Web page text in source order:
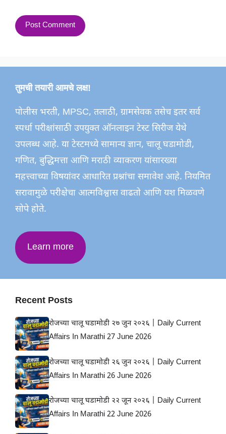
तुमची तयारी आमचे लक्ष!
पोलीस भरती, MPSC, तलाठी, ग्रामसेवक तसेच इतर सर्व
स्पर्धा परीक्षांसाठी उपयुक्त ऑनलाइन टेस्ट सिरीज येथे
उपलब्ध आहे. या टेस्टमध्ये सामान्य ज्ञान, चालू घडामोडी,
गणित, बुद्धिमत्ता आणि मराठी व्याकरण यांसारख्या
महत्त्वाच्या विषयांवर आधारित प्रश्नांचा समावेश आहे. नियमित
सरावामुळे परीक्षेचा आत्मविश्वास वाढतो आणि यश मिळवणे
सोपे होते.
Learn more
Recent Posts
रोजच्या चालू घडामोडी २७ जुन २०२६ | Daily Current
Affairs In Marathi 27 June 2026
रोजच्या चालू घडामोडी २६ जुन २०२६ | Daily Current
Affairs In Marathi 26 June 2026
रोजच्या चालू घडामोडी २२ जून २०२६ | Daily Current
Affairs In Marathi 22 June 2026